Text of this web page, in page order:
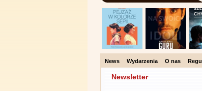
News Wydarzenia O nas
Newsletter